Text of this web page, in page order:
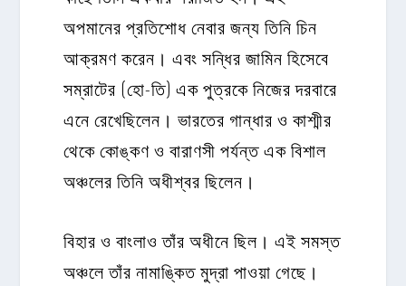
অপমানের প্রতিশোধ নেবার জন্য তিনি চিন
আক্রমণ করেন। এবং সন্ধির জামিন হিসেবে
সম্রাটের (হো-তি) এক পুত্রকে নিজের দরবারে
এনে রেখেছিলেন। ভারতের গান্ধার ও কাশ্মীর
থেকে কোঙ্কণ ও বারাণসী পর্যন্ত এক বিশাল
অঞ্চলের তিনি অধীশ্বর ছিলেন।
বিহার ও বাংলাও তাঁর অধীনে ছিল। এই সমস্ত
অঞ্চলে তাঁর নামাঙ্কিত মুদ্রা পাওয়া গেছে।